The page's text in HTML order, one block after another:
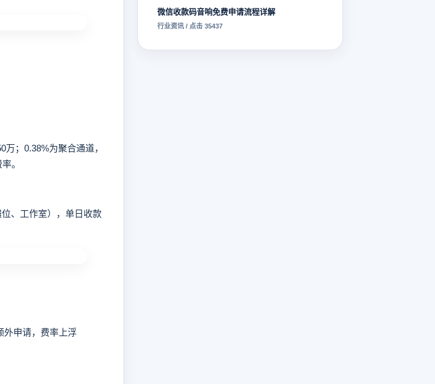
；0.38%为聚合通道，
。
、工作室），单日收款
申请，费率上浮
微信收款码音响免费申请流程详解
行业资讯 / 点击 35437